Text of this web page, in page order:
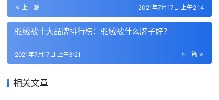
上一篇 2021年7月17日 上午2:14
驼绒被十大品牌排行榜：驼绒被什么牌子好？
下一篇
2021年7月17日 上午3:21
相关文章